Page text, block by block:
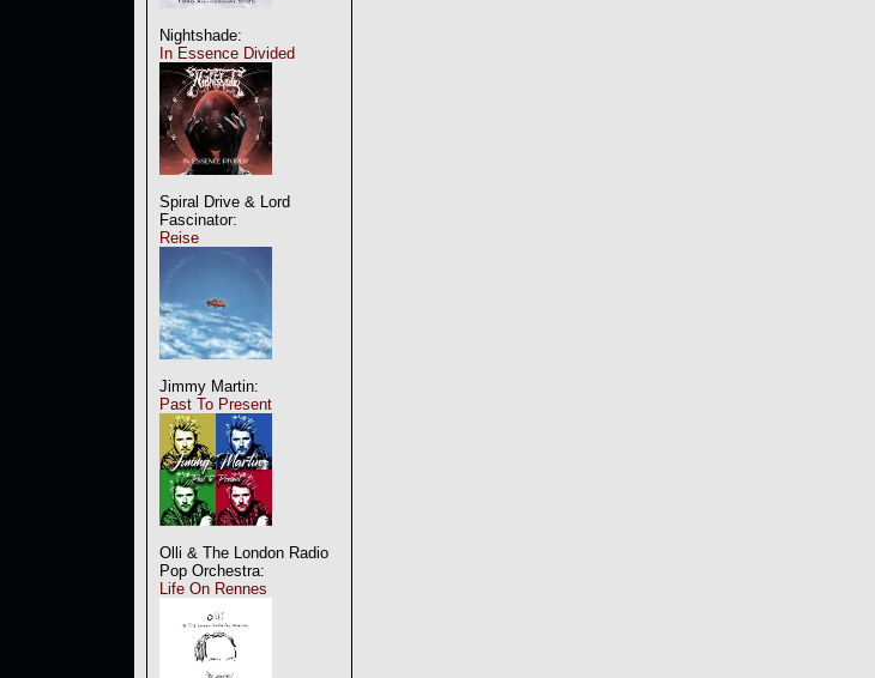
Nightshade:
In Essence Divided
Spiral Drive & Lord
Fascinator:
Reise
Jimmy Martin:
Past To Present
Olli & The London Radio
Pop Orchestra:
Life On Rennes